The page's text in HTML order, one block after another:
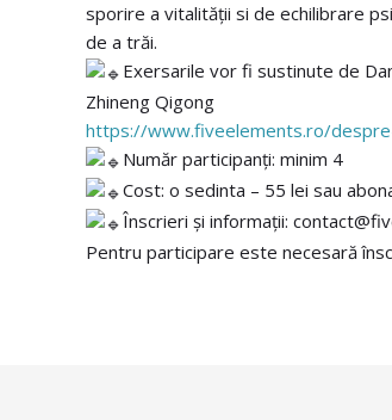
sporire a vitalității si de echilibrare
de a trăi.
Exersarile vor fi sustinute de
Zhineng Qigong
https://www.fiveelements.ro/
Număr participanți: minim 4
Cost: o sedinta – 55 lei sau
Înscrieri și informații:
Pentru participare este necesară